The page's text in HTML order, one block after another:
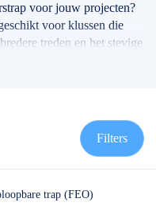
voor jouw projecten?
voor klussen die
treden en het stevige
Filters
trap (FEO)